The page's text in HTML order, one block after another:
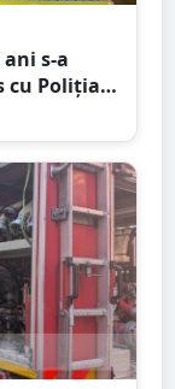
ani s-a
cu Poliția